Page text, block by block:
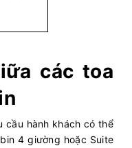
các toa
cầu hành khách có thể
4 giường hoặc Suite